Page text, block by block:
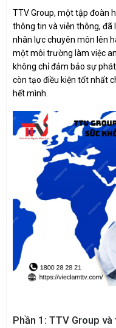
TTV Group, một tập đoàn
thông tin và viễn thông, đã
nhân lực chuyên môn lên
một môi trường làm việc
không chỉ đảm bảo sự
còn tạo điều kiện tốt nhất
hết mình.
Phần 1: TTV Group